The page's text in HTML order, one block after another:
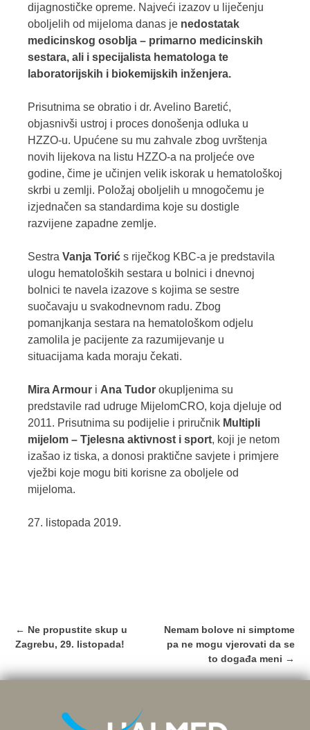
dijagnostičke opreme. Najveći izazov u liječenju
oboljelih od mijeloma danas je nedostatak
medicinskog osoblja – primarno medicinskih
sestara, ali i specijalista hematologa te
laboratorijskih i biokemijskih inženjera.
Prisutnima se obratio i dr. Avelino Baretić,
objasnivši ustroj i proces donošenja odluka u
HZZO-u. Upućene su mu zahvale zbog uvrštenja
novih lijekova na listu HZZO-a na proljeće ove
godine, čime je učinjen velik iskorak u hematološkoj
skrbi u zemlji. Položaj oboljelih u mnogočemu je
izjednačen sa standardima koje su dostigle
razvijene zapadne zemlje.
Sestra Vanja Torić s riječkog KBC-a je predstavila
ulogu hematoloških sestara u bolnici i dnevnoj
bolnici te navela izazove s kojima se sestre
suočavaju u svakodnevnom radu. Zbog
pomanjkanja sestara na hematološkom odjelu
zamolila je pacijente za razumijevanje u
situacijama kada moraju čekati.
Mira Armour i Ana Tudor okupljenima su
predstavile rad udruge MijelomCRO, koja djeluje od
2011. Prisutnima su podijelie i priručnik Multipli
mijelom – Tjelesna aktivnost i sport, koji je netom
izašao iz tiska, a donosi praktične savjete i primjere
vježbi koje mogu biti korisne za oboljele od
mijeloma.
27. listopada 2019.
Post
navigation
← Ne propustite skup u
Zagrebu, 29. listopada!
Nemam bolove ni simptome
pa ne mogu vjerovati da se
to događa meni →